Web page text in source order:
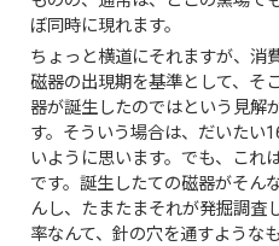
ぼ同時に現れます。
ちょっと横道にそれますが、消
磁器の出現期を基準として、そ
器が誕生したのではという見解
す。そういう場合は、だいたい
いように思います。でも、これ
です。誕生したての磁器がそん
んし、たまたまそれが発掘調査
率なんて、針の穴を通すような